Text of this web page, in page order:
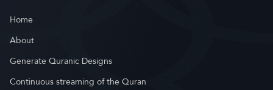
Home
About
Generate Quranic Designs
Continuous streaming of the Quran